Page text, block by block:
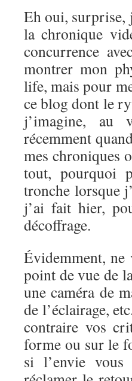
Eh oui, surprise,
la chronique
concurrence
montrer mon
life, mais pour
ce blog dont le
j’imagine, au
récemment
mes chroniques
tout, pourquoi
tronche lorsque
j’ai fait hier,
décoffrage.
Évidemment, ne
point de vue de
une caméra de
de l’éclairage,
contraire vos
forme ou sur le
si l’envie